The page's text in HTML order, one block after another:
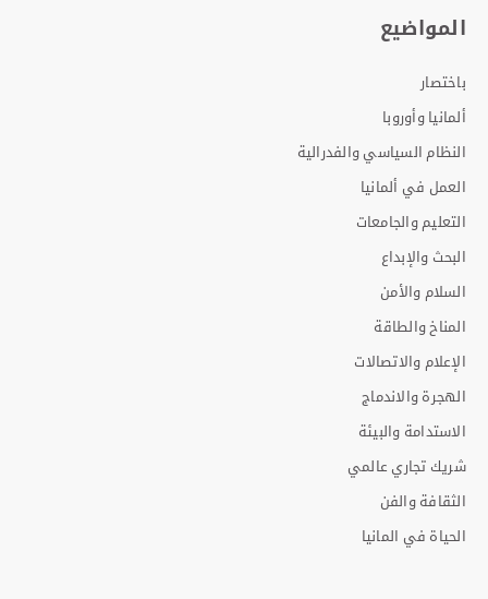
المواضيع
باختصار
ألمانيا وأوروبا
النظام السياسي والفدرالية
العمل في ألمانيا
التعليم والجامعات
البحث والإبداع
السلام والأمن
المناخ والطاقة
الإعلام والاتصالات
الهجرة والاندماج
الاستدامة والبيئة
شريك تجاري عالمي
الثقافة والفن
الحياة في المانيا